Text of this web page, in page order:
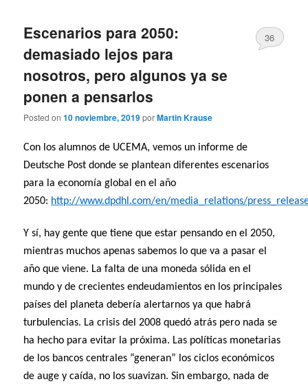
Escenarios para 2050:
demasiado lejos para
nosotros, pero algunos ya se
ponen a pensarlos
Posted on10 noviembre, 2019porMartin Krause
36
Con los alumnos de UCEMA, vemos un informe de
Deutsche Post donde se plantean diferentes escenarios
para la economía global en el año
2050: http://www.dpdhl.com/en/media_relations/
Y sí, hay gente que tiene que estar pensando en el 2050,
mientras muchos apenas sabemos lo que va a pasar el
año que viene. La falta de una moneda sólida en el
mundo y de crecientes endeudamientos en los principales
países del planeta debería alertarnos ya que habrá
turbulencias. La crisis del 2008 quedó atrás pero nada se
ha hecho para evitar la próxima. Las políticas monetarias
de los bancos centrales “generan” los ciclos económicos
de auge y caída, no los suavizan. Sin embargo, nada de